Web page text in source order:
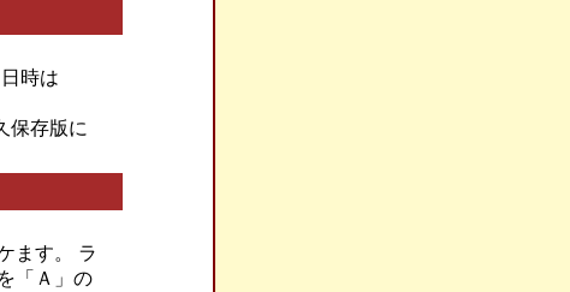
時は
保存版に
ます。 ラ
「Ａ」の